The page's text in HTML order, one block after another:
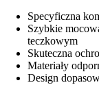
Specyficzna
Szybkie
teczkowym
Skuteczna
Materiały
Design